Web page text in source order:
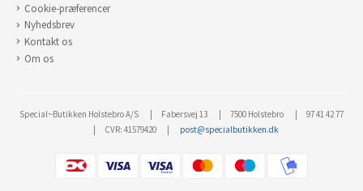
Cookie-præferencer
Nyhedsbrev
Kontakt os
Om os
Special~Butikken Holstebro A/S Fabersvej 13 7500 Holstebro
97 41 42 77
CVR: 41579420
post@specialbutikken.dk